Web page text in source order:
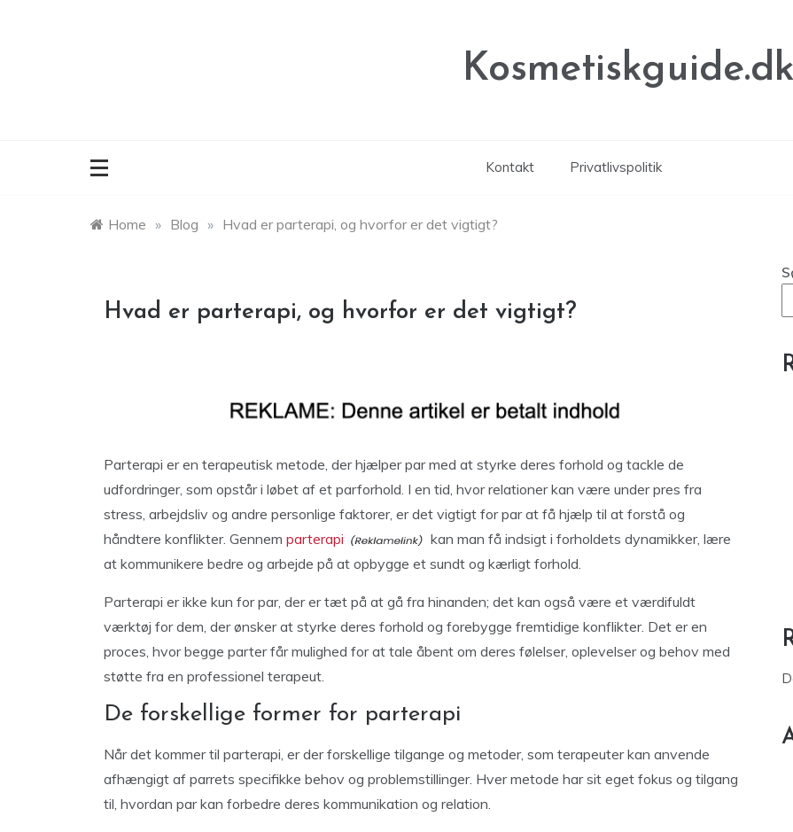
Kosmetiskguide.dk
Kontakt Privatlivspolitik
Home » Blog » Hvad er parterapi, og hvorfor er det vigtigt?
Hvad er parterapi, og hvorfor er det vigtigt?
Parterapi er en terapeutisk metode, der hjælper par med at styrke deres forhold og tackle de
udfordringer, som opstår i løbet af et parforhold. I en tid, hvor relationer kan være under pres fra
stress, arbejdsliv og andre personlige faktorer, er det vigtigt for par at få hjælp til at forstå og
håndtere konflikter. Gennem parterapi
kan man få indsigt i forholdets dynamikker, lære
at kommunikere bedre og arbejde på at opbygge et sundt og kærligt forhold.
Parterapi er ikke kun for par, der er tæt på at gå fra hinanden; det kan også være et værdifuldt
værktøj for dem, der ønsker at styrke deres forhold og forebygge fremtidige konflikter. Det er en
proces, hvor begge parter får mulighed for at tale åbent om deres følelser, oplevelser og behov med
støtte fra en professionel terapeut.
De forskellige former for parterapi
Når det kommer til parterapi, er der forskellige tilgange og metoder, som terapeuter kan anvende
afhængigt af parrets specifikke behov og problemstillinger. Hver metode har sit eget fokus og tilgang
til, hvordan par kan forbedre deres kommunikation og relation.